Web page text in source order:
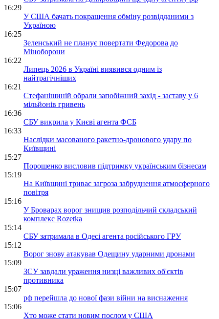
16:29
У США бачать покращення обміну розвідданими з
Україною
16:25
Зеленський не планує повертати Федорова до
Міноборони
16:22
Липець 2026 в Україні виявився одним із
найтрагічніших
16:21
Стефанішиній обрали запобіжний захід - заставу у 6
мільйонів гривень
16:36
СБУ викрила у Києві агента ФСБ
16:33
Наслідки масованого ракетно-дронового удару по
Київщині
15:27
Порошенко висловив підтримку українським бізнесам
15:19
На Київщині триває загроза забруднення атмосферного
повітря
15:16
У Броварах ворог знищив розподільчий складський
комплекс Rozetka
15:14
СБУ затримала в Одесі агента російського ГРУ
15:12
Ворог знову атакував Одещину ударними дронами
15:09
ЗСУ завдали ураження низці важливих об'єктів
противника
15:07
рф перейшла до нової фази війни на виснаження
15:06
Хто може стати новим послом у США